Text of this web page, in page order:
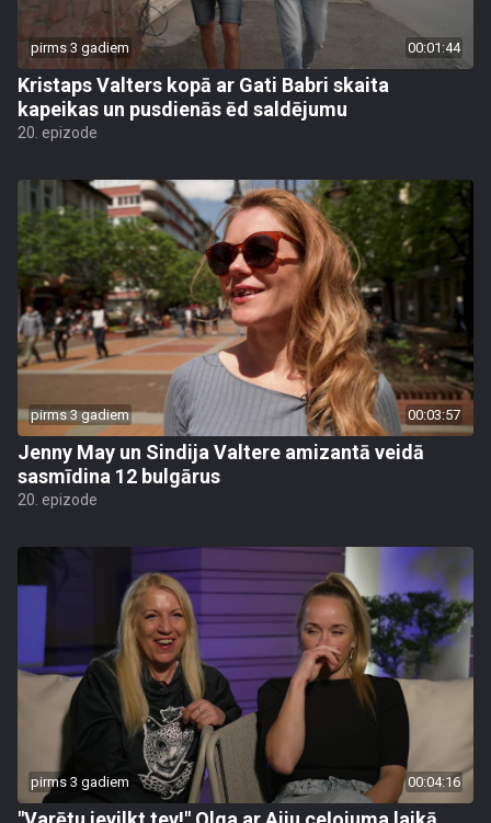
pirms 3 gadiem 00:01:44
Kristaps Valters kopā ar Gati Babri skaita
kapeikas un pusdienās ēd saldējumu
20. epizode
pirms 3 gadiem 00:03:57
Jenny May un Sindija Valtere amizantā veidā
sasmīdina 12 bulgārus
20. epizode
pirms 3 gadiem 00:04:16